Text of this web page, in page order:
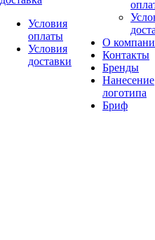
Условия
оплаты
Условия
доставки
О
Контакты
Бренды
Нанесение
логотипа
Бриф